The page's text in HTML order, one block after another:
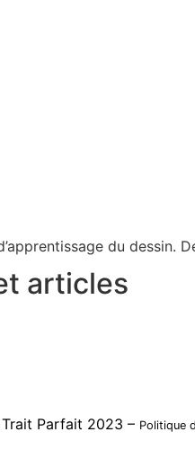
du
articles
Parfait 2023 – Politique